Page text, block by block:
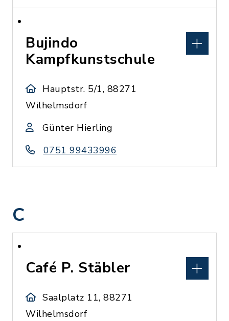
Bujindo
Kampfkunstschule
Hauptstr. 5/1, 88271
Wilhelmsdorf
Günter Hierling
0751 99433996
C
Café P. Stäbler
Saalplatz 11, 88271
Wilhelmsdorf